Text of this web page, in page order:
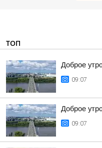
ТОП
Доброе
09:07
Доброе
09:07